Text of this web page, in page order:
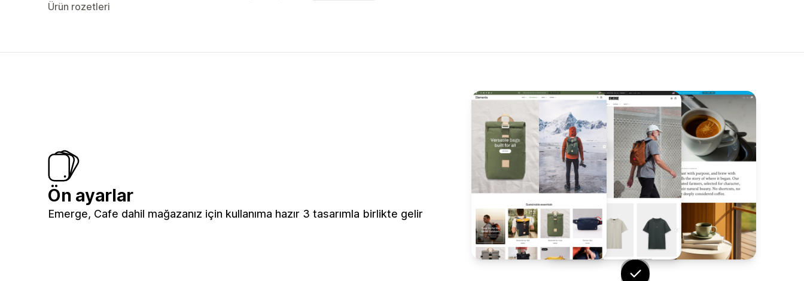
Ürün rozetleri
Ön ayarlar
Emerge, Cafe dahil mağazanız için kullanıma hazır 3 tasarımla birlikte gelir